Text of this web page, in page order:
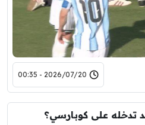
2026/07/20 - 00:35
تدخله على كوبارسي؟